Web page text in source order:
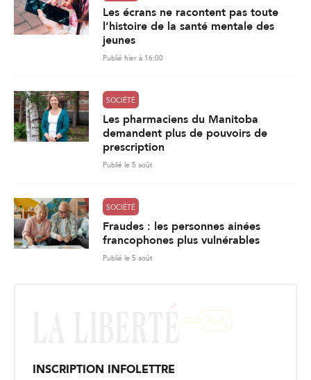
Les écrans ne racontent pas toute
l’histoire de la santé mentale des
jeunes
Publié hier à 16:00
SOCIÉTÉ
Les pharmaciens du Manitoba
demandent plus de pouvoirs de
prescription
Publié le 5 août
SOCIÉTÉ
Fraudes : les personnes ainées
francophones plus vulnérables
Publié le 5 août
INSCRIPTION INFOLETTRE